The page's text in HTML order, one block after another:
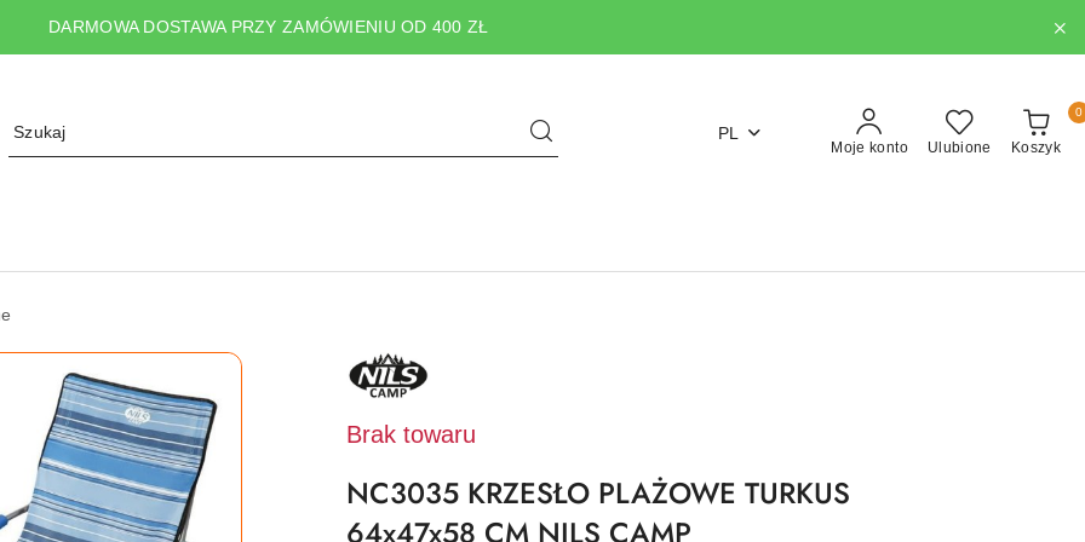
DARMOWA DOSTAWA PRZY ZAMÓWIENIU OD 400 ZŁ
PL
Moje konto Ulubione Koszyk
0
NAZWA
PRODUCENTA:
NILS
Brak towaru
NC3035 KRZESŁO PLAŻOWE TURKUS
64x47x58 CM NILS CAMP